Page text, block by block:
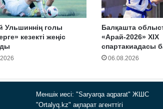
Ульшиннің голы
кезекті жеңіс
Балқашта
«Арай-2026» XIX
спартакиадасы
06.08.2026
Меншік иесі: "Saryarqa aqparat" ЖШС
"Ortalyq.kz" ақпарат агенттігі